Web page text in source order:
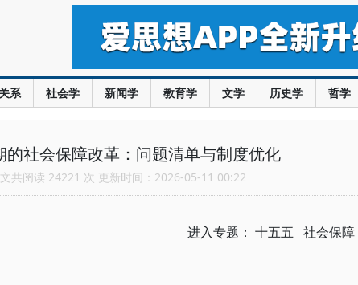
系 社会学 新闻学 教育学 文学 历史学 哲学
的社会保障改革：问题清单与制度优化
共阅读 24221 次 更新时间：2026-05-11 00:22
进入专题： 十五五 社会保障